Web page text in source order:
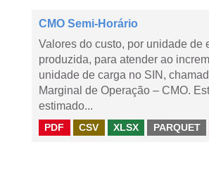
CMO Semi-Horário
Valores do custo, por unidade de
produzida, para atender ao
unidade de carga no SIN,
Marginal de Operação – CMO.
estimado...
PDF CSV XLSX PARQUET